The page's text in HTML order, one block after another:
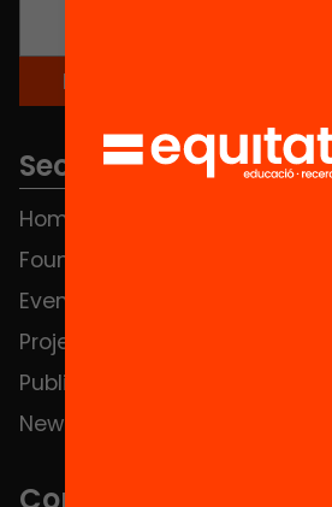
Sections
Home
Foundation
Events
Projects
Publications and videos
News
Contact